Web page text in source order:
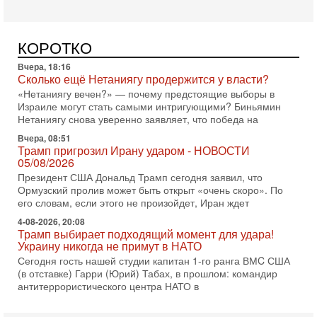
КОРОТКО
«Нетаниягу вечен?» — почему предстоящие выборы в
Израиле могут стать самыми интригующими? Биньямин
Нетаниягу снова уверенно заявляет, что победа на
Вчера, 08:51
Трамп пригрозил Ирану ударом - НОВОСТИ
05/08/2026
Президент США Дональд Трамп сегодня заявил, что
Ормузский пролив может быть открыт «очень скоро». По
его словам, если этого не произойдет, Иран ждет
4-08-2026, 20:08
Трамп выбирает подходящий момент для удара!
Украину никогда не примут в НАТО
Сегодня гость нашей студии капитан 1-го ранга ВМC США
(в отставке) Гарри (Юрий) Табах, в прошлом: командир
антитеррористического центра НАТО в
3-08-2026, 19:07
«Либо в армию — либо в тюрьму?»
Ситуация вокруг призыва ультраортодоксов в ЦАХАЛ